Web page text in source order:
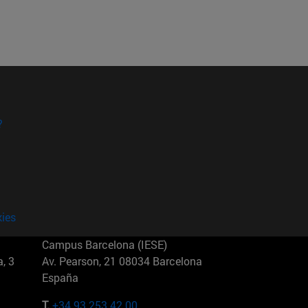
3
Campus Barcelona (IESE)
Av. Pearson, 21 08034 Barcelona
España
T. +34 93 253 42 00